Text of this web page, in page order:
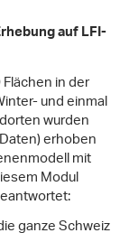
auf LFI-
in der
und einmal
wurden
erhoben
mit
Modul
ganze Schweiz